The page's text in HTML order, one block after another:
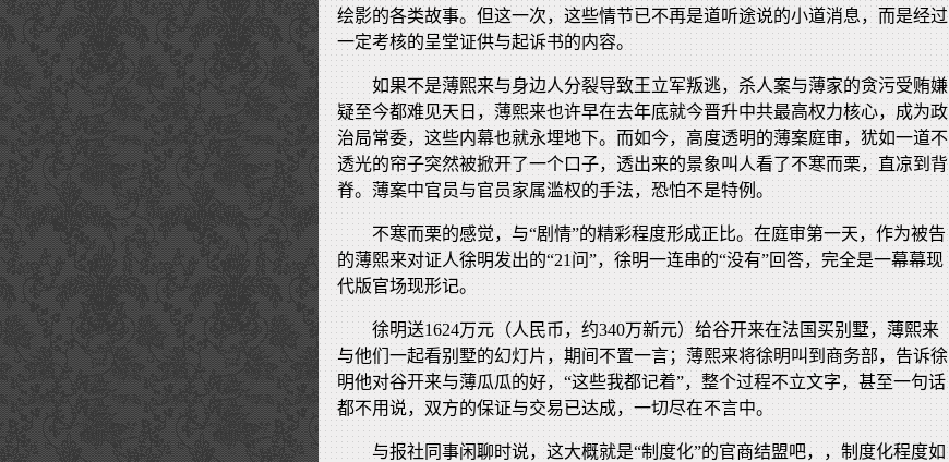
绘影的各类故事。但这一次，这些情节已不再是道听途说的小道消息，而是经过
一定考核的呈堂证供与起诉书的内容。
如果不是薄熙来与身边人分裂导致王立军叛逃，杀人案与薄家的贪污受贿嫌
疑至今都难见天日，薄熙来也许早在去年底就今晋升中共最高权力核心，成为政
治局常委，这些内幕也就永埋地下。而如今，高度透明的薄案庭审，犹如一道不
透光的帘子突然被掀开了一个口子，透出来的景象叫人看了不寒而栗，直凉到背
脊。薄案中官员与官员家属滥权的手法，恐怕不是特例。
不寒而栗的感觉，与“剧情”的精彩程度形成正比。在庭审第一天，作为被告
的薄熙来对证人徐明发出的“21问”，徐明一连串的“没有”回答，完全是一幕幕现
代版官场现形记。
徐明送1624万元（人民币，约340万新元）给谷开来在法国买别墅，薄熙来
与他们一起看别墅的幻灯片，期间不置一言；薄熙来将徐明叫到商务部，告诉徐
明他对谷开来与薄瓜瓜的好，“这些我都记着”，整个过程不立文字，甚至一句话
都不用说，双方的保证与交易已达成，一切尽在不言中。
与报社同事闲聊时说，这大概就是“制度化”的官商结盟吧，，制度化程度如